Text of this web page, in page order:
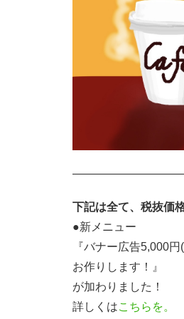
下記は全て、税抜価
●新メニュー
『バナー広告5,000
お作りします！』
が加わりました！
詳しくはこちらを。